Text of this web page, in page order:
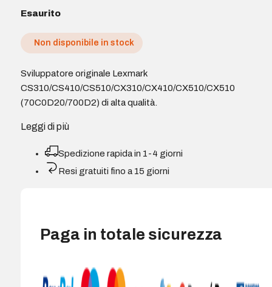
Esaurito
Non disponibile in stock
Sviluppatore originale Lexmark
CS310/CS410/CS510/CX310/CX410/CX510/CX510
(70C0D20/700D2) di alta qualità.
Leggi di più
Spedizione rapida in 1-4 giorni
Resi gratuiti fino a 15 giorni
Paga in totale sicurezza